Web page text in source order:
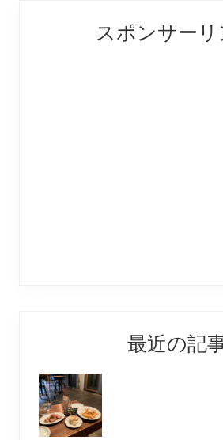
Sidebarスポンサーリ
最近の記